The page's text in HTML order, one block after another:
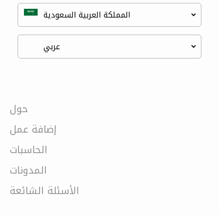
حول
إضافة عمل
الحاسبات
المدونات
الأسئلة الشائعة